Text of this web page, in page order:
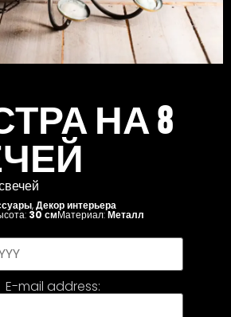
НА 8
,Декор интерьера
30 смМатериал:Металл
E-mail address: